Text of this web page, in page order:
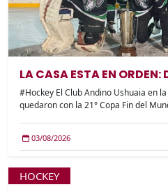
LA CASA ESTA EN ORDEN:
#Hockey El Club Andino Ushuaia en
quedaron con la 21° Copa Fin del
03/08/2026
HOCKEY